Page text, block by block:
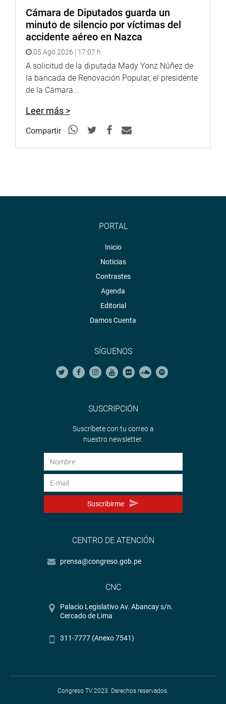
Cámara de Diputados guarda un
minuto de silencio por víctimas del
accidente aéreo en Nazca
05 Ago 2026 | 17:07 h
A solicitud de la diputada Mady Yonz Núñez de
la bancada de Renovación Popular, el presidente
de la Cámara...
Leer más >
Compartir
PORTAL
Inicio
Noticias
Contrastes
Agenda
Editorial
Damos Cuenta
SÍGUENOS
SUSCRIPCIÓN
Suscríbete con tu correo a
nuestro newsletter.
Suscribirme
CENTRO DE ATENCIÓN
prensa@congreso.gob.pe
CNC
Palacio Legislativo Av. Abancay s/n.
Cercado de Lima
311-7777 (Anexo 7541)
Congreso TV 2023. Derechos reservados.